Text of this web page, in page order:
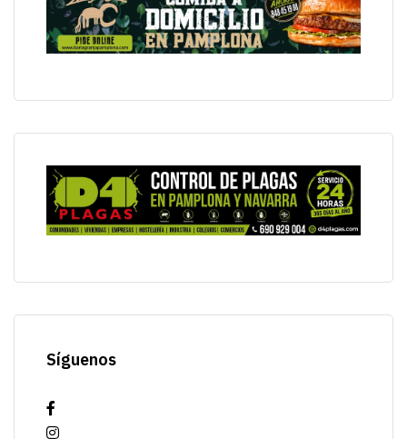
Síguenos